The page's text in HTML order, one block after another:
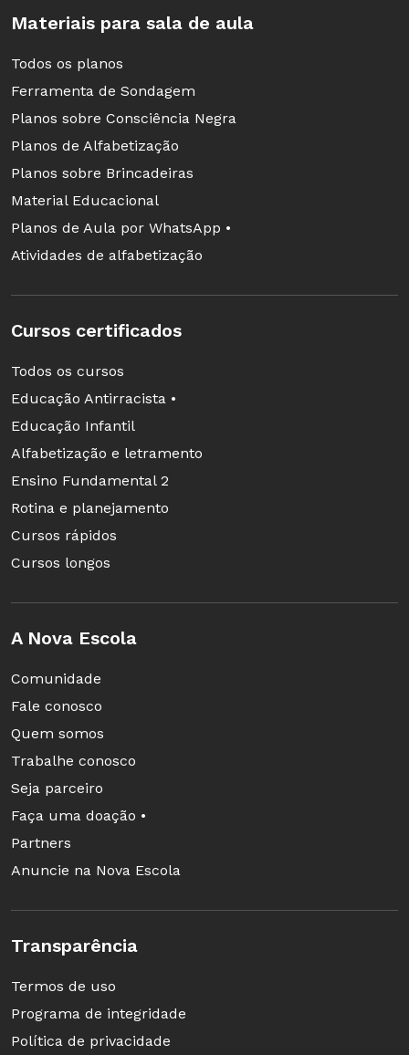
Materiais para sala de aula
Todos os planos
Ferramenta de Sondagem
Planos sobre Consciência Negra
Planos de Alfabetização
Planos sobre Brincadeiras
Material Educacional
Planos de Aula por WhatsApp •
Atividades de alfabetização
Cursos certificados
Todos os cursos
Educação Antirracista •
Educação Infantil
Alfabetização e letramento
Ensino Fundamental 2
Rotina e planejamento
Cursos rápidos
Cursos longos
A Nova Escola
Comunidade
Fale conosco
Quem somos
Trabalhe conosco
Seja parceiro
Faça uma doação •
Partners
Anuncie na Nova Escola
Transparência
Termos de uso
Programa de integridade
Política de privacidade